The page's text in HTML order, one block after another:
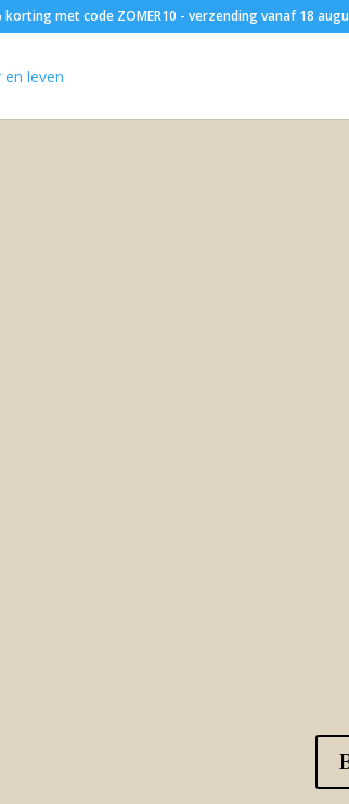
korting met code ZOMER10 - verzending vanaf 18